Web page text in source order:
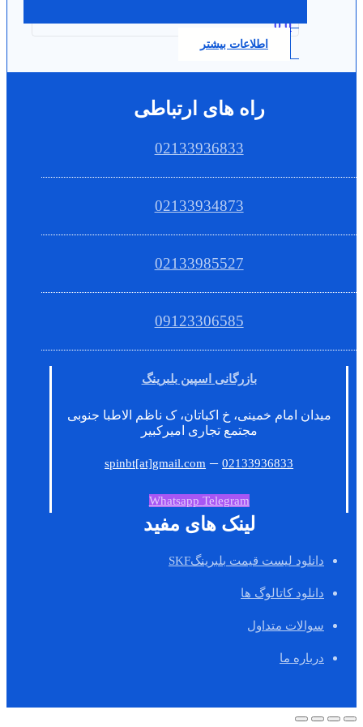
0.0
اطلاعات بیشتر
راه های ارتباطی
02133936833
02133934873
02133985527
09123306585
بازرگانی اسپین بلبرینگ
میدان امام خمینی، خ اکباتان، ک ناظم الاطبا جنوبی
مجتمع تجاری امیرکبیر
spinbt[at]gmail.com –02133936833
Whatsapp Telegram
لینک های مفید
دانلود لیست قیمت بلبرینگSKF
دانلود کاتالوگ ها
سوالات متداول
درباره ما